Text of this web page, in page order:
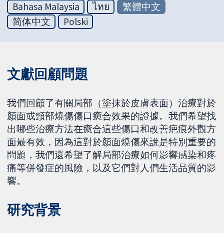
Bahasa Malaysia
ไทย
繁體中文
简体中文
Polski
文獻回顧問題
我們回顧了有關局部（塗抹於皮膚表面）治療對於
顏面或頸部燒傷傷口癒合效果的證據。我們希望找
出哪些治療方法在癒合這些傷口和改善疤痕外觀方
面最有效，因為這對於顏面燒傷來說是特別重要的
問題，我們還希望了解局部治療如何影響感染和疼
痛等併發症的風險，以及它們對人們生活品質的影
響。
研究背景